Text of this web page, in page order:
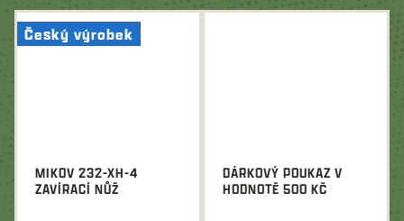
Český výrobek
MIKOV 232-XH-4
ZAVÍRACÍ NŮŽ
DÁRKOVÝ POUKAZ V
HODNOTĚ 500 KČ